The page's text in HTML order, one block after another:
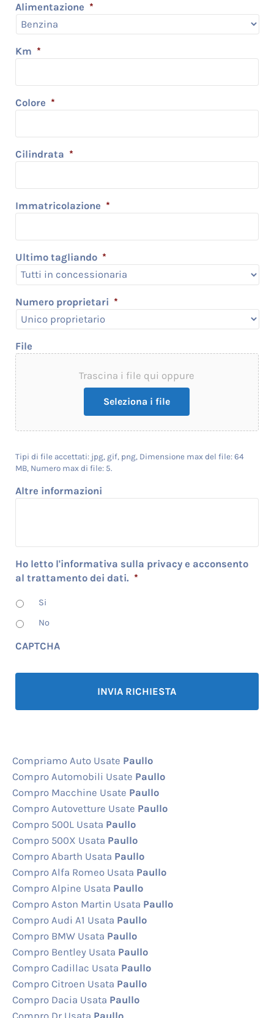
Alimentazione *
Km *
Colore *
Cilindrata *
Immatricolazione *
Ultimo tagliando *
Numero proprietari *
File
Trascina i file qui oppure
Seleziona i file
Tipi di file accettati: jpg, gif, png, Dimensione max del file: 64
MB, Numero max di file: 5.
Altre informazioni
Ho letto l'informativa sulla privacy e acconsento
al trattamento dei dati. *
Si
No
CAPTCHA
Compriamo Auto Usate Paullo
Compro Automobili Usate Paullo
Compro Macchine Usate Paullo
Compro Autovetture Usate Paullo
Compro 500L Usata Paullo
Compro 500X Usata Paullo
Compro Abarth Usata Paullo
Compro Alfa Romeo Usata Paullo
Compro Alpine Usata Paullo
Compro Aston Martin Usata Paullo
Compro Audi A1 Usata Paullo
Compro BMW Usata Paullo
Compro Bentley Usata Paullo
Compro Cadillac Usata Paullo
Compro Citroen Usata Paullo
Compro Dacia Usata Paullo